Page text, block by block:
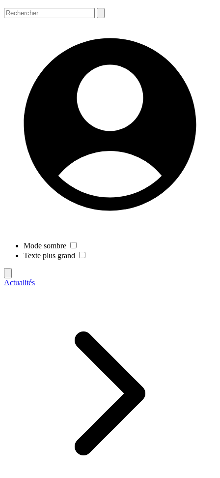
Mode sombre
Texte plus grand
Actualités